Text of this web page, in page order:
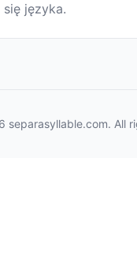
języka.
separasyllable.com. All